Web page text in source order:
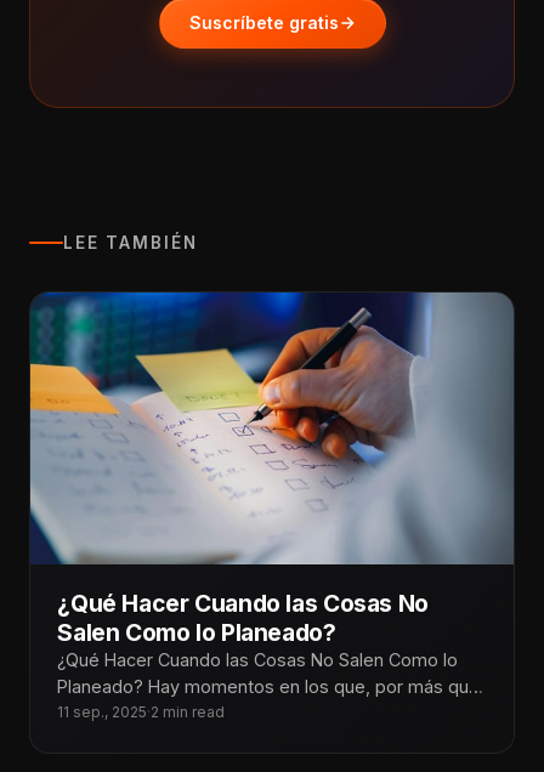
Suscríbete gratis
LEE TAMBIÉN
¿Qué Hacer Cuando las Cosas No
Salen Como lo Planeado?
¿Qué Hacer Cuando las Cosas No Salen Como lo
Planeado? Hay momentos en los que, por más que
planeamos cada
11 sep., 2025·2 min read